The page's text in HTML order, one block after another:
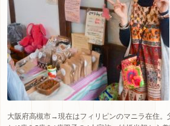
大阪府高槻市→現在はフィリピンのマニラ在住。